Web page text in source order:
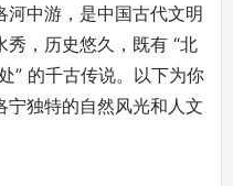
河中游，是中国古代文明
，历史悠久，既有 “北
” 的千古传说。以下为你
宁独特的自然风光和人文